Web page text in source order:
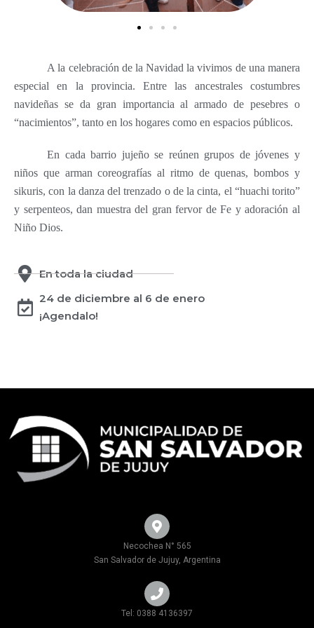
A la celebración de la Navidad la vivimos de una manera
especial en la provincia. Entre las ancestrales costumbres
navideñas se da gran importancia al armado de pesebres o
“nacimientos”, tanto en los hogares como en espacios públicos.
En cada barrio jujeño se reúnen grupos de jóvenes y
niños que arman coreografías al ritmo de quenas, bombos y
sikuris, con la danza del trenzado o de la cinta, el “huachi torito”
y serpenteos, dan muestra del gran fervor de Fe y adoración al
Niño Dios.
En toda la ciudad
24 de diciembre al 6 de enero
¡Agendalo!
Necochea N° 565
San Salvador de Jujuy, Argentina
Tel: 0388 4136397